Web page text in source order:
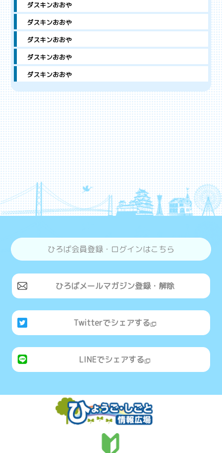
ダスキンおおや
ダスキンおおや
ダスキンおおや
ダスキンおおや
ダスキンおおや
ひろば会員登録・ログインはこちら
ひろばメールマガジン登録・解除
Twitterでシェアする
LINEでシェアする